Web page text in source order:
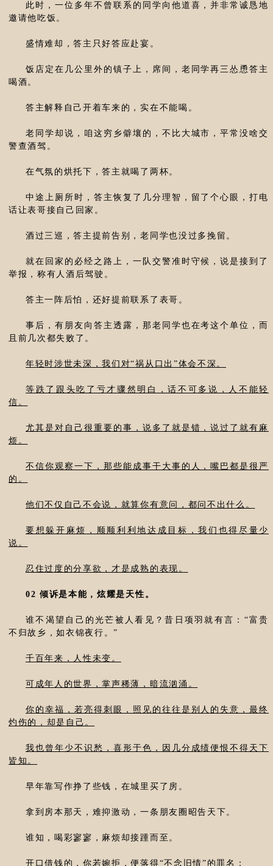
此时，一位多年不曾联系的同学向他道喜，并非常诚恳地
邀请他吃饭。
盛情难却，答主只好答应赴宴。
饭店定在几公里外的镇子上，席间，老同学再三怂恿答主
喝酒。
答主解释自己开着车来的，实在不能喝。
老同学却说，咱这穷乡僻壤的，不比大城市，平常没啥交
警查酒驾。
在气氛的烘托下，答主就喝了两杯。
中途上厕所时，答主恢复了几分理智，留了个心眼，打电
话让表哥接自己回家。
酒过三巡，答主提前告别，老同学也没过多挽留。
就在回家的必经之路上，一队交警准时守候，说是接到了
举报，称有人酒后驾驶。
答主一阵后怕，还好提前联系了表哥。
事后，有朋友向答主透露，那老同学也在考这个单位，而
且前几次都失败了。
年轻时涉世未深，我们对“祸从口出”体会不深。
等跌了跟头吃了亏才骤然明白，话不可多说，人不能轻
信。
尤其是对自己很重要的事，说多了就是错，说过了就有麻
烦。
不信你观察一下，那些能成事干大事的人，嘴巴都是很严
的。
他们不仅自己不会说，就算你有意问，都问不出什么。
要想躲开麻烦，顺顺利利地达成目标，我们也得尽量少
说。
忍住过度的分享欲，才是成熟的表现。
02 倾诉是本能，炫耀是天性。
谁不渴望自己的光芒被人看见？昔日项羽就有言：“富贵
不归故乡，如衣锦夜行。”
千百年来，人性未变。
可成年人的世界，掌声稀薄，暗流汹涌。
你的幸福，若亮得刺眼，照见的往往是别人的失意，最终
灼伤的，却是自己。
我也曾年少不识愁，喜形于色，因几分成绩便恨不得天下
皆知。
早年靠写作挣了些钱，在城里买了房。
拿到房本那天，难抑激动，一条朋友圈昭告天下。
谁知，喝彩寥寥，麻烦却接踵而至。
开口借钱的，你若婉拒，便落得“不念旧情”的罪名；